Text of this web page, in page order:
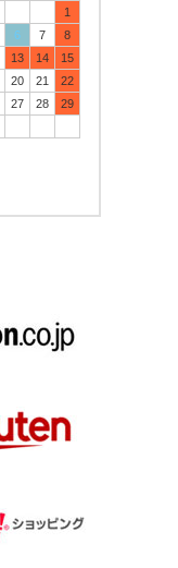
1
6 7
8
13 14
15
20 21
22
27 28
29